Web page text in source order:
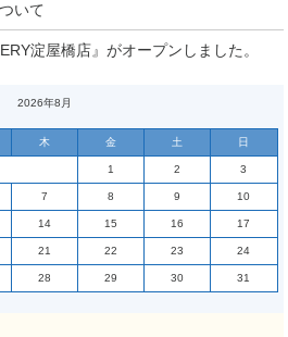
いて
淀屋橋店』がオープンしました。
2026年8月
木 金 土 日
1 2 3
7 8 9 10
14 15 16 17
21 22 23 24
28 29 30
31